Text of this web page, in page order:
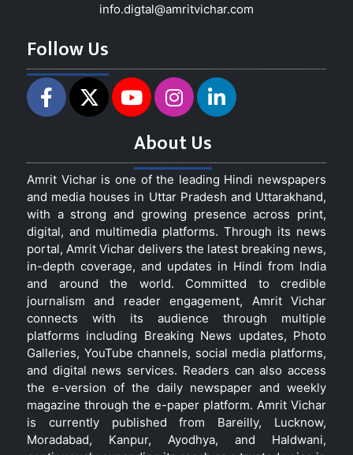
info.digtal@amritvichar.com
Follow Us
About Us
Amrit Vichar is one of the leading Hindi newspapers
and media houses in Uttar Pradesh and Uttarakhand,
with a strong and growing presence across print,
digital, and multimedia platforms. Through its news
portal, Amrit Vichar delivers the latest breaking news,
in-depth coverage, and updates in Hindi from India
and around the world. Committed to credible
journalism and reader engagement, Amrit Vichar
connects with its audience through multiple
platforms including Breaking News updates, Photo
Galleries, YouTube channels, social media platforms,
and digital news services. Readers can also access
the e-version of the daily newspaper and weekly
magazine through the e-paper platform. Amrit Vichar
is currently published from Bareilly, Lucknow,
Moradabad, Kanpur, Ayodhya, and Haldwani,